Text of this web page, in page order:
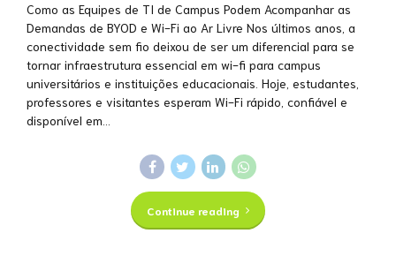
Como as Equipes de TI de Campus Podem Acompanhar as
Demandas de BYOD e Wi-Fi ao Ar Livre Nos últimos anos, a
conectividade sem fio deixou de ser um diferencial para se
tornar infraestrutura essencial em wi-fi para campus
universitários e instituições educacionais. Hoje, estudantes,
professores e visitantes esperam Wi-Fi rápido, confiável e
disponível em...
Continue reading